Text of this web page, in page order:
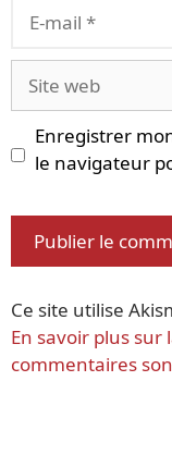
mail
web
Enregistrer
le navigateur
Ce site utilise
En savoir plus sur
commentaires